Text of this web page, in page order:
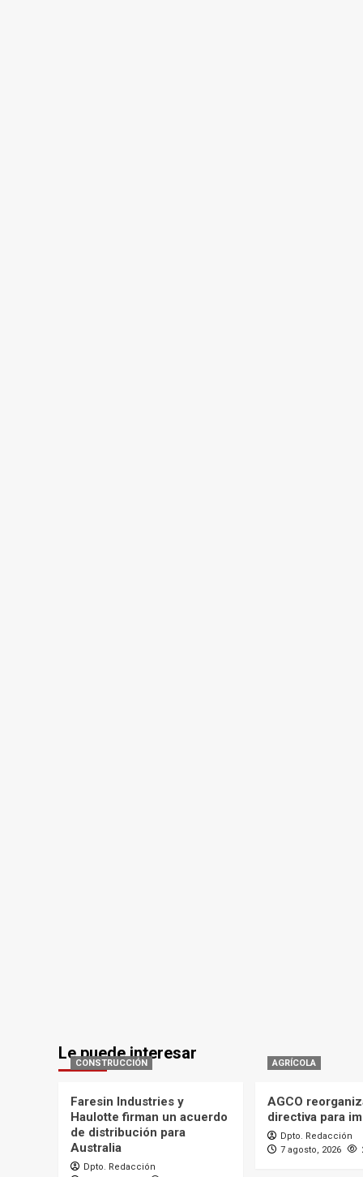
Le puede interesar
CONSTRUCCIÓN
Faresin Industries y
Haulotte firman un acuerdo
de distribución para
Australia
Dpto. Redacción
AGRÍCOLA
AGCO
directiva para
Dpto. Redacción
7 agosto, 2026